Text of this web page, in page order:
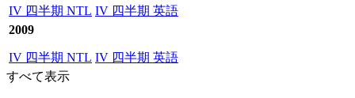
IV 四半期 NTL IV 四半期 英語
2009
IV 四半期 NTL IV 四半期 英語
すべて表示